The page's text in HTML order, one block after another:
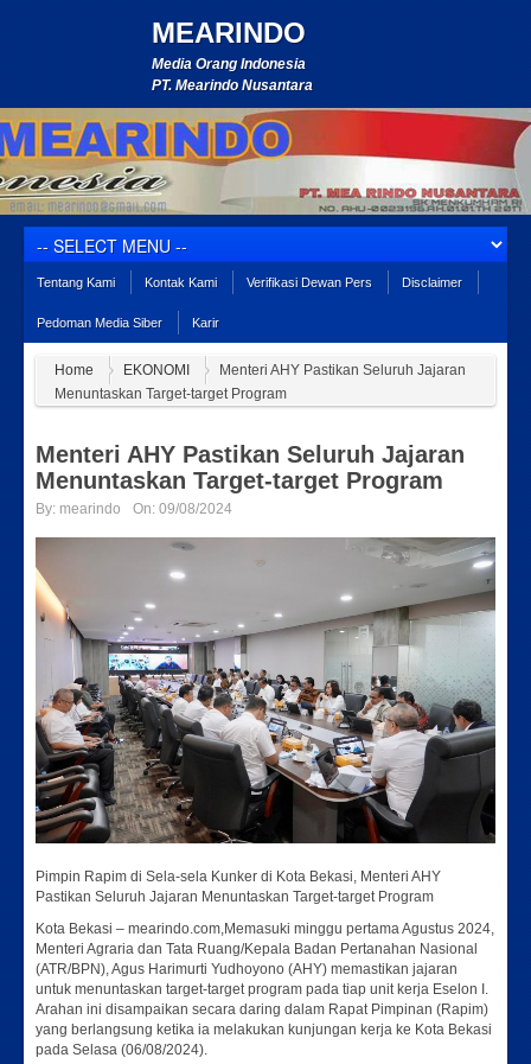
MEARINDO
Media Orang Indonesia
PT. Mearindo Nusantara
Tentang Kami Kontak Kami Verifikasi Dewan Pers Disclaimer
Pedoman Media Siber Karir
Home EKONOMI
Menteri AHY Pastikan Seluruh Jajaran
Menuntaskan Target-target Program
Menteri AHY Pastikan Seluruh Jajaran
Menuntaskan Target-target Program
By: mearindo On: 09/08/2024
Pimpin Rapim di Sela-sela Kunker di Kota Bekasi, Menteri AHY
Pastikan Seluruh Jajaran Menuntaskan Target-target Program
Kota Bekasi – mearindo.com,Memasuki minggu pertama Agustus 2024,
Menteri Agraria dan Tata Ruang/Kepala Badan Pertanahan Nasional
(ATR/BPN), Agus Harimurti Yudhoyono (AHY) memastikan jajaran
untuk menuntaskan target-target program pada tiap unit kerja Eselon I.
Arahan ini disampaikan secara daring dalam Rapat Pimpinan (Rapim)
yang berlangsung ketika ia melakukan kunjungan kerja ke Kota Bekasi
pada Selasa (06/08/2024).